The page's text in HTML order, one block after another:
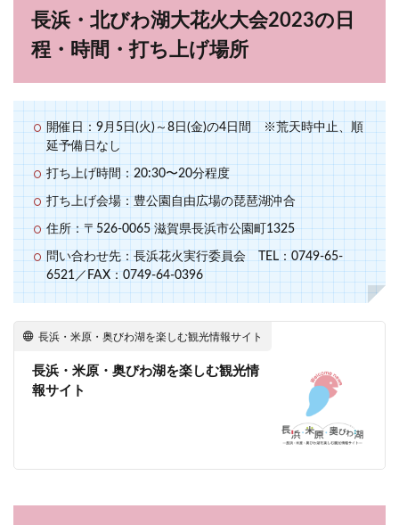
長浜・北びわ湖大花火大会2023の日
程・時間・打ち上げ場所
開催日：9月5日(火)～8日(金)の4日間 ※荒天時中止、順
延予備日なし
打ち上げ時間：20:30〜20分程度
打ち上げ会場：豊公園自由広場の琵琶湖沖合
住所：〒526-0065 滋賀県長浜市公園町1325
問い合わせ先：長浜花火実行委員会 TEL：0749-65-
6521／FAX：0749-64-0396
長浜・米原・奥びわ湖を楽しむ観光情報サイト
長浜・米原・奥びわ湖を楽しむ観光情
報サイト